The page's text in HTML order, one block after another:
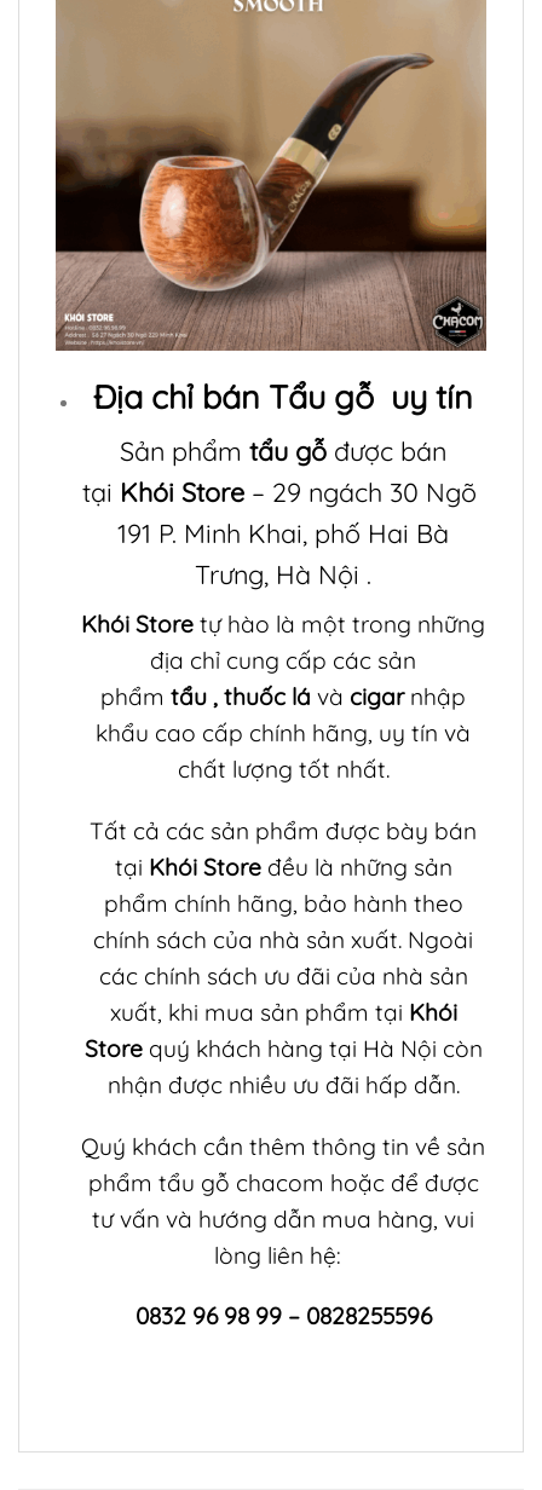
Địa chỉ bán Tẩu gỗ uy tín
Sản phẩmtẩu gỗ được bán
tại Khói Store – 29 ngách 30 Ngõ
191 P. Minh Khai, phố Hai Bà
Trưng, Hà Nội .
Khói Store tự hào là một trong những
địa chỉ cung cấp các sản
phẩmtẩu ,thuốc lávà cigar nhập
khẩu cao cấp chính hãng, uy tín và
chất lượng tốt nhất.
Tất cả các sản phẩm được bày bán
tại Khói Stoređều là những sản
phẩm chính hãng, bảo hành theo
chính sách của nhà sản xuất. Ngoài
các chính sách ưu đãi của nhà sản
xuất, khi mua sản phẩm tại Khói
Storequý khách hàng tại Hà Nội còn
nhận được nhiều ưu đãi hấp dẫn.
Quý khách cần thêm thông tin về sản
phẩm tẩu gỗ chacom hoặc để được
tư vấn và hướng dẫn mua hàng, vui
lòng liên hệ:
0832 96 98 99 – 0828255596